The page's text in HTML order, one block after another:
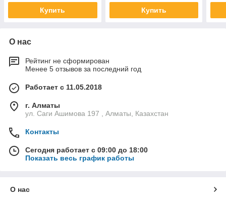
Купить Купить
О нас
Рейтинг не сформирован
Менее 5 отзывов за последний год
Работает с 11.05.2018
г. Алматы
ул. Саги Ашимова 197 , Алматы, Казахстан
Контакты
Сегодня работает с 09:00 до 18:00
Показать весь график работы
О нас